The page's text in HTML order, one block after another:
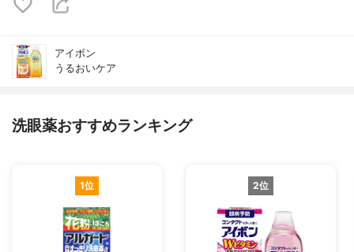
アイボン
うるおいケア
洗眼薬おすすめランキング
1位 2位